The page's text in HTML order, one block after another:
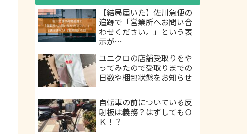
【結局届いた】佐川急便の
追跡で「営業所へお問い合
わせください。」という表
示が…
ユニクロの店舗受取りをや
ってみたので受取りまでの
日数や梱包状態をお知らせ
自転車の前についている反
射板は義務？はずしてもＯ
Ｋ！？